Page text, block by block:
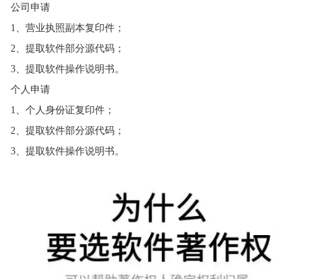
公司申请
1、营业执照副本复印件；
2、提取软件部分源代码；
3、提取软件操作说明书。
个人申请
1、个人身份证复印件；
2、提取软件部分源代码；
3、提取软件操作说明书。